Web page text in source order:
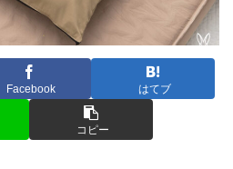
Facebook はてブ
コピー